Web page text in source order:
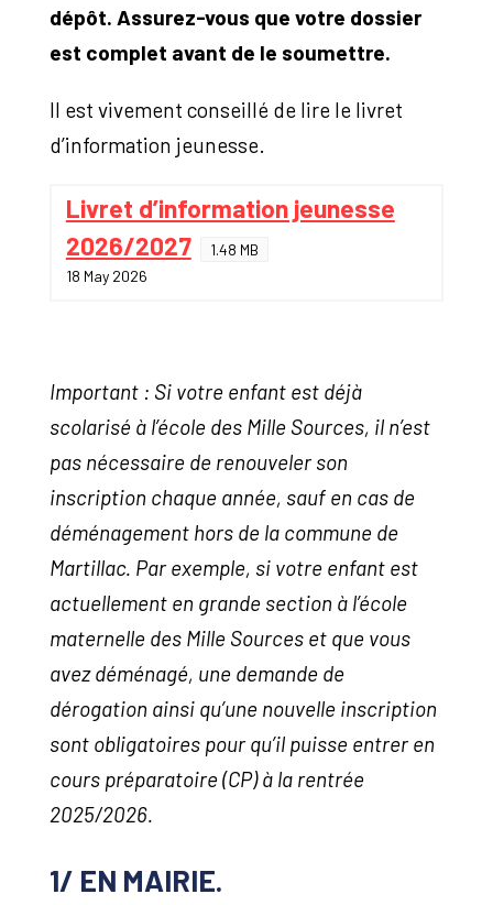
dépôt. Assurez-vous que votre dossier
est complet avant de le soumettre.
Il est vivement conseillé de lire le livret
d’information jeunesse.
Livret d’information jeunesse
2026/2027
1.48 MB
18 May 2026
Important : Si votre enfant est déjà
scolarisé à l’école des Mille Sources, il n’est
pas nécessaire de renouveler son
inscription chaque année, sauf en cas de
déménagement hors de la commune de
Martillac. Par exemple, si votre enfant est
actuellement en grande section à l’école
maternelle des Mille Sources et que vous
avez déménagé, une demande de
dérogation ainsi qu’une nouvelle inscription
sont obligatoires pour qu’il puisse entrer en
cours préparatoire (CP) à la rentrée
2025/2026.
1/ EN MAIRIE.